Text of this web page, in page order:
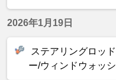
2026年1月19日
ステアリングロッ
ー/ウィンドウォッ